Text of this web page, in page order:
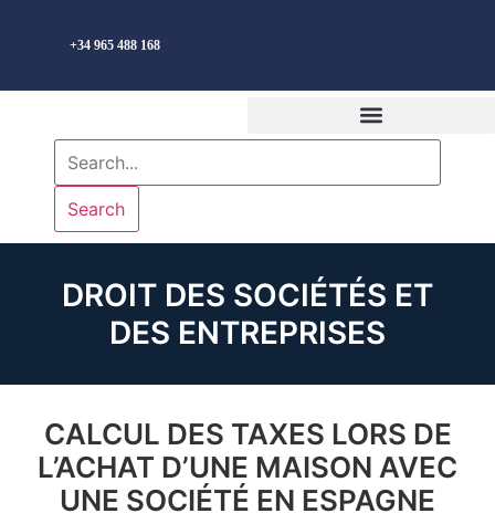
+34 965 488 168
Search
DROIT DES SOCIÉTÉS ET
DES ENTREPRISES
CALCUL DES TAXES LORS DE
L’ACHAT D’UNE MAISON AVEC
UNE SOCIÉTÉ EN ESPAGNE